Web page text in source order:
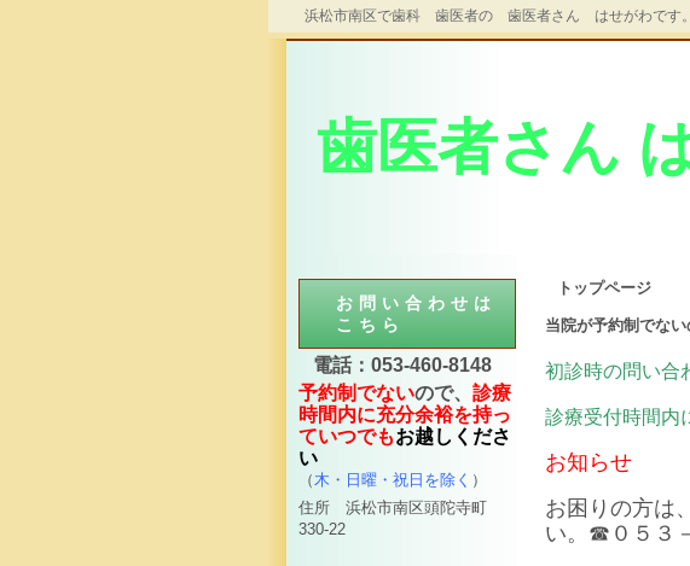
浜松市南区で歯科 歯医者の 歯医者さん はせがわです
歯医者さん
お問い合わせは
こちら
電話：053-460-8148
予約制でないので、 診療
時間内に充分余裕を持っ
ていつでもお越しくださ
い
（木・日曜・祝日を除く ）
住所 浜松市南区頭陀寺町
330-22
トップページ
当院が予約制でな
初診時の問い合
診療受付時間内
お知らせ
お困りの方は、
い。☎０５３